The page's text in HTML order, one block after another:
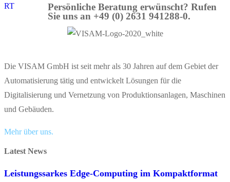
Persönliche Beratung erwünscht? Rufen
Sie uns an +49 (0) 2631 941288-0.
Die VISAM GmbH ist seit mehr als 30 Jahren auf dem Gebiet der
Automatisierung tätig und entwickelt Lösungen für die
Digitalisierung und Vernetzung von Produktionsanlagen, Maschinen
und Gebäuden.
Mehr über uns.
Latest News
Leistungssarkes Edge-Computing im Kompaktformat